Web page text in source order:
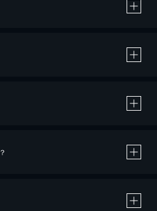
トカード決済による作品の購入 / レンタルです。
購入 / レンタルは、20％のポイント還元です。